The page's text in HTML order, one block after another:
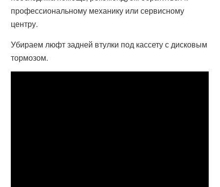
профессиональному механику или сервисному
центру.
Убираем люфт задней втулки под кассету с дисковым
тормозом.